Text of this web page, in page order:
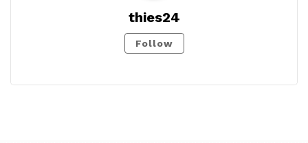
thies24
Follow